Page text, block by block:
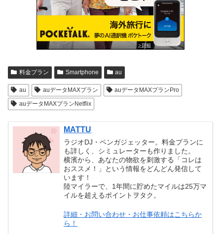
料金プラン Smartphone au
au auデータMAXプラン
auデータMAXプランPro
auデータMAXプランNetflix
MATTU
ラジオDJ・ペンガジェッター。料金プランに
も詳しく、シミュレーターも作りました。
横濱から、あなたの物欲を刺激する「コレは
おススメ！」という情報をどんどん発信して
います！
陸マイラーで、1年間に貯めたマイルは25万マ
イルを超えるポイントヲタク。
詳細・お問い合わせ・お仕事依頼はこちらか
ら！